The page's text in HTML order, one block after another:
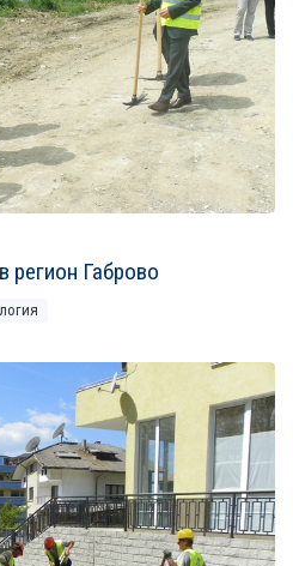
регион Габрово